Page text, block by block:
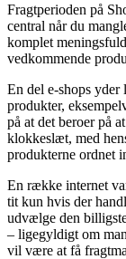
Fragtperioden på
central når du
komplet
vedkommende
En del e-shops yder
produkter,
på at det beroer på
klokkeslæt, med
produkterne ordnet
En række internet
tit kun hvis der
udvælge den
– ligegyldigt om
vil være at få